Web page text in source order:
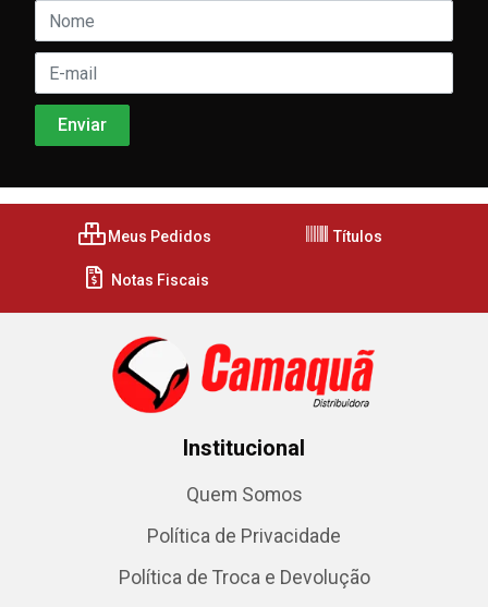
Meus Pedidos Títulos
Notas Fiscais
Institucional
Quem Somos
Política de Privacidade
Política de Troca e Devolução